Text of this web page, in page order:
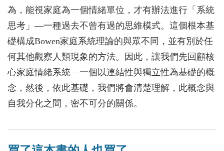
為，能視家庭為一個情緒單位，才有辦法進行「系統
思考」―一種過去不曾有過的思維模式。這個根本基
礎構成Bowen家庭系統理論的與眾不同，並有別於任
何其他觀察人類現象的方法。因此，讓我們先回顧核
心家庭情緒系統―一個以連結性與獨立性為基礎的概
念，然後，依此基礎，我們將會清楚理解，此概念與
自我分化之間，密不可分的關係。